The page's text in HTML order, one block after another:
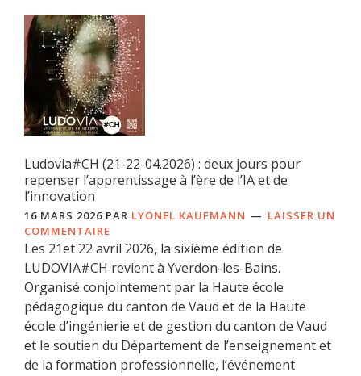
Ludovia#CH (21-22-04.2026) : deux jours pour
repenser l’apprentissage à l’ère de l’IA et de
l’innovation
16 MARS 2026 PAR LYONEL KAUFMANN
LAISSER UN
COMMENTAIRE
Les 21et 22 avril 2026, la sixième édition de
LUDOVIA#CH revient à Yverdon-les-Bains.
Organisé conjointement par la Haute école
pédagogique du canton de Vaud et de la Haute
école d’ingénierie et de gestion du canton de Vaud
et le soutien du Département de l’enseignement et
de la formation professionnelle, l’événement